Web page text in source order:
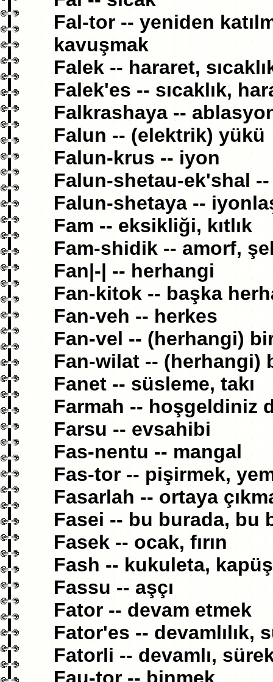
Fal-tor -- yeniden
kavuşmak
Falek -- hararet,
Falek'es -- sıcaklık,
Falkrashaya --
Falun -- (elektrik) yükü
Falun-krus -- iyon
Falun-shetau-ek'shal
Falun-shetaya --
Fam -- eksikliği, kıtlık
Fam-shidik -- amorf,
Fan|-| -- herhangi
Fan-kitok -- başka
Fan-veh -- herkes
Fan-vel -- (herhangi)
Fan-wilat -- (herhangi)
Fanet -- süsleme, takı
Farmah -- hoşgeldiniz
Farsu -- evsahibi
Fas-nentu -- mangal
Fas-tor -- pişirmek,
Fasarlah -- ortaya
Fasei -- bu burada, bu
Fasek -- ocak, fırın
Fash -- kukuleta,
Fassu -- aşçı
Fator -- devam etmek
Fator'es -- devamlılık,
Fatorli -- devamlı,